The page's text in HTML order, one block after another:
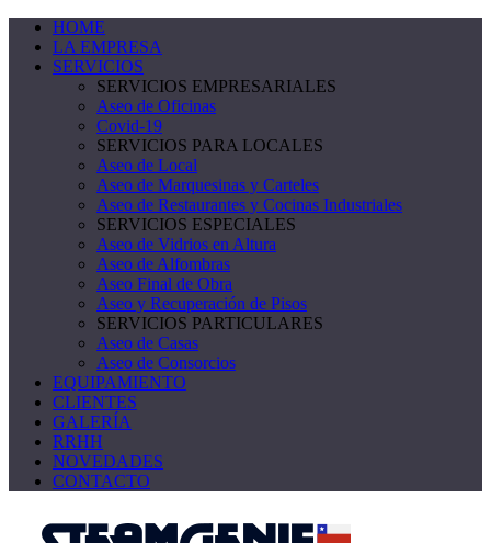
HOME
LA EMPRESA
SERVICIOS
SERVICIOS EMPRESARIALES
Aseo de Oficinas
Covid-19
SERVICIOS PARA LOCALES
Aseo de Local
Aseo de Marquesinas y Carteles
Aseo de Restaurantes y Cocinas Industriales
SERVICIOS ESPECIALES
Aseo de Vidrios en Altura
Aseo de Alfombras
Aseo Final de Obra
Aseo y Recuperación de Pisos
SERVICIOS PARTICULARES
Aseo de Casas
Aseo de Consorcios
EQUIPAMIENTO
CLIENTES
GALERÍA
RRHH
NOVEDADES
CONTACTO